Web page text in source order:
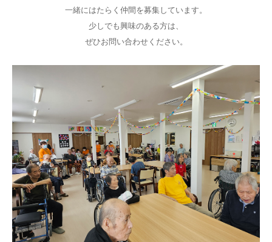
一緒にはたらく仲間を募集しています。
少しでも興味のある方は、
ぜひお問い合わせください。